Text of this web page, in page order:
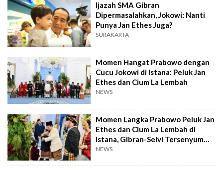
Ijazah SMA Gibran
Dipermasalahkan, Jokowi: Nanti
Punya Jan Ethes Juga?
SURAKARTA
Momen Hangat Prabowo dengan
Cucu Jokowi di Istana: Peluk Jan
Ethes dan Cium La Lembah
NEWS
Momen Langka Prabowo Peluk Jan
Ethes dan Cium La Lembah di
Istana, Gibran-Selvi Tersenyum
Jadi Saksi
NEWS